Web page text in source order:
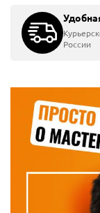
России